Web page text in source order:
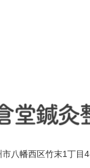
八幡西区竹末1丁目